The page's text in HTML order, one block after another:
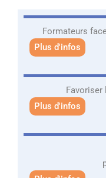
Formateurs
Plus d'infos
Favoriser
Plus d'infos